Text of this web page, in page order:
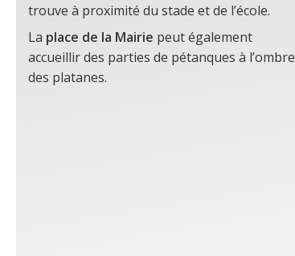
trouve à proximité du stade et de l’école.
La place de la Mairie peut également
accueillir des parties de pétanques à l’ombre
des platanes.